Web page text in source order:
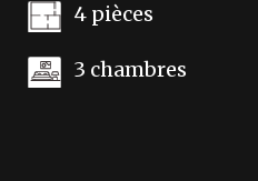
4 pièces
3 chambres